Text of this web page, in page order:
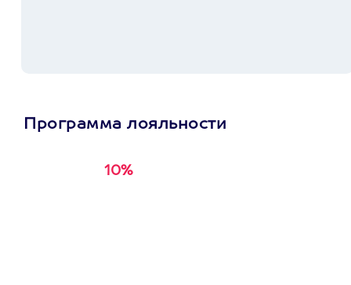
Программа лояльности
10%